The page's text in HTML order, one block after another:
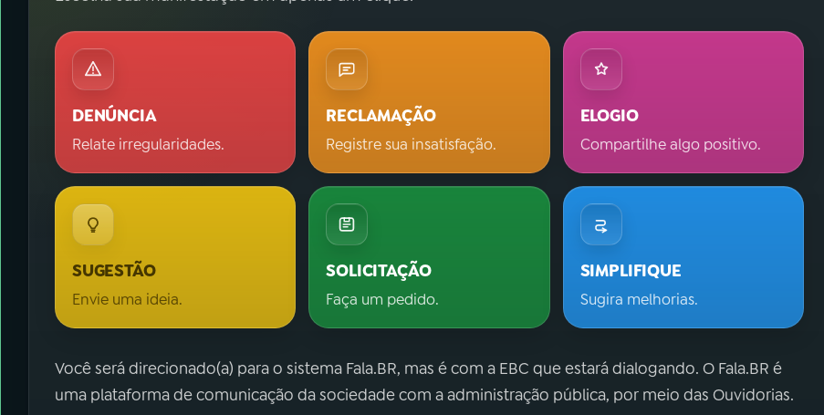
DENÚNCIA
Relate irregularidades.
RECLAMAÇÃO
Registre sua insatisfação.
ELOGIO
Compartilhe algo positivo.
SUGESTÃO
Envie uma ideia.
SOLICITAÇÃO
Faça um pedido.
SIMPLIFIQUE
Sugira melhorias.
Você será direcionado(a) para o sistema Fala.BR, mas é com a EBC que estará dialogando. O Fala.BR é
uma plataforma de comunicação da sociedade com a administração pública, por meio das Ouvidorias.